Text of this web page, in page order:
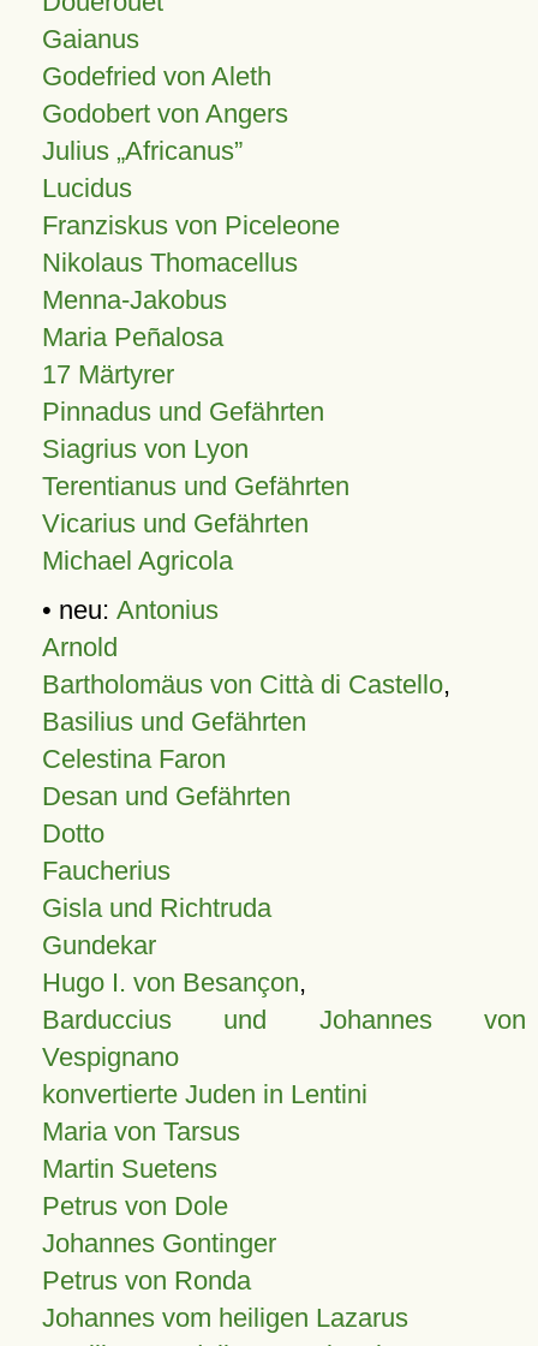
Gaianus
Godefried von Aleth
Godobert von Angers
Julius Africanus
Lucidus
Franziskus von Piceleone
Nikolaus Thomacellus
Menna-Jakobus
Maria Peñalosa
17 Märtyrer
Pinnadus und Gefährten
Siagrius von Lyon
Terentianus und Gefährten
Vicarius und Gefährten
Michael Agricola
• neu: Antonius
Arnold
Bartholomäus von Città di Castello,
Basilius und Gefährten
Celestina Faron
Desan und Gefährten
Dotto
Faucherius
Gisla und Richtruda
Gundekar
Hugo I. von Besançon,
Barduccius und Johannes von
Vespignano
konvertierte Juden in Lentini
Maria von Tarsus
Martin Suetens
Petrus von Dole
Johannes Gontinger
Petrus von Ronda
Johannes vom heiligen Lazarus